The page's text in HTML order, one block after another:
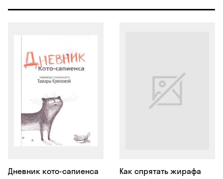
Дневник кото-сапиенса Как спрятать жирафа